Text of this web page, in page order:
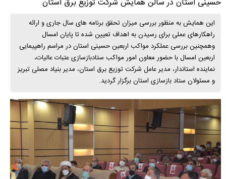
حسینی استان در سالن همایش شرکت توزیع برق استان
این همايش به منظور بررسی میزان تحقق برنامه های سال جاری و ارائه
راهکارهای عملی برای رسیدن به اهداف تعیین شده تا پایان امسال
وهمچنین بررسی عملکرد مواکب اربعین حسینی استان در مراسم راهپیمایی
اربعین امسال با حضور معاون امور مواکب ستادبازسازی عتبات عالیات،
نماینده استاندار، مدیر عامل شرکت توزيع برق استان، مدیر بنیاد مصلی تبریز
و مسئولان ستاد بازسازی استان برگزار گردید.